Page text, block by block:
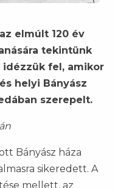
elmúlt 120 év
tekintünk
idézzük fel, amikor
helyi Bányász
szerepelt.
Bányász háza
sikeredett. A
mellett, az